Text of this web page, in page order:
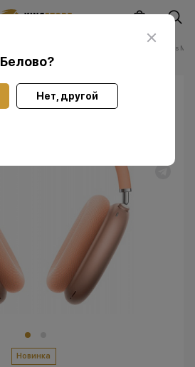
Белово?
Нет, другой
Наушники Apple AirPods
Новинка